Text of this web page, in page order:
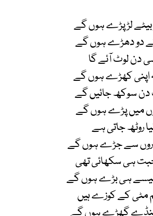
بیٹے لڑ پڑے ہوں گے
دو دھڑے ہوں گے
دن لوٹ آئے گا
اپنی کھڑے ہوں گے
دن سوکھ جائیں گے
میں پڑے ہوں گے
روٹھ جاتی ہے
سے جڑے ہوں گے
ہی سکھائی تھی
ہی بڑے ہوں گے
مٹی کے کوزے ہیں